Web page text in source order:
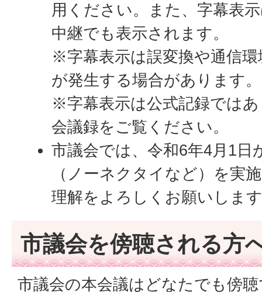
用ください。また、字幕表
中継でも表示されます。
※字幕表示は誤変換や通信
が発生する場合があります。
※字幕表示は公式記録では
会議録をご覧ください。
市議会では、令和6年4月1日
（ノーネクタイなど）を実
理解をよろしくお願いしま
市議会を傍聴される方
市議会の本会議はどなたでも傍